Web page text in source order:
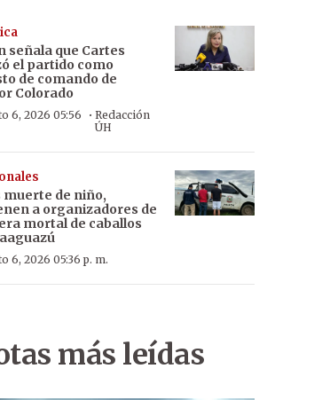
señala que Cartes
el partido como
de comando de
Colorado
6, 2026 05:56
· Redacción
ÚH
muerte de niño,
a organizadores de
mortal de caballos
6, 2026 05:36 p. m.
más leídas